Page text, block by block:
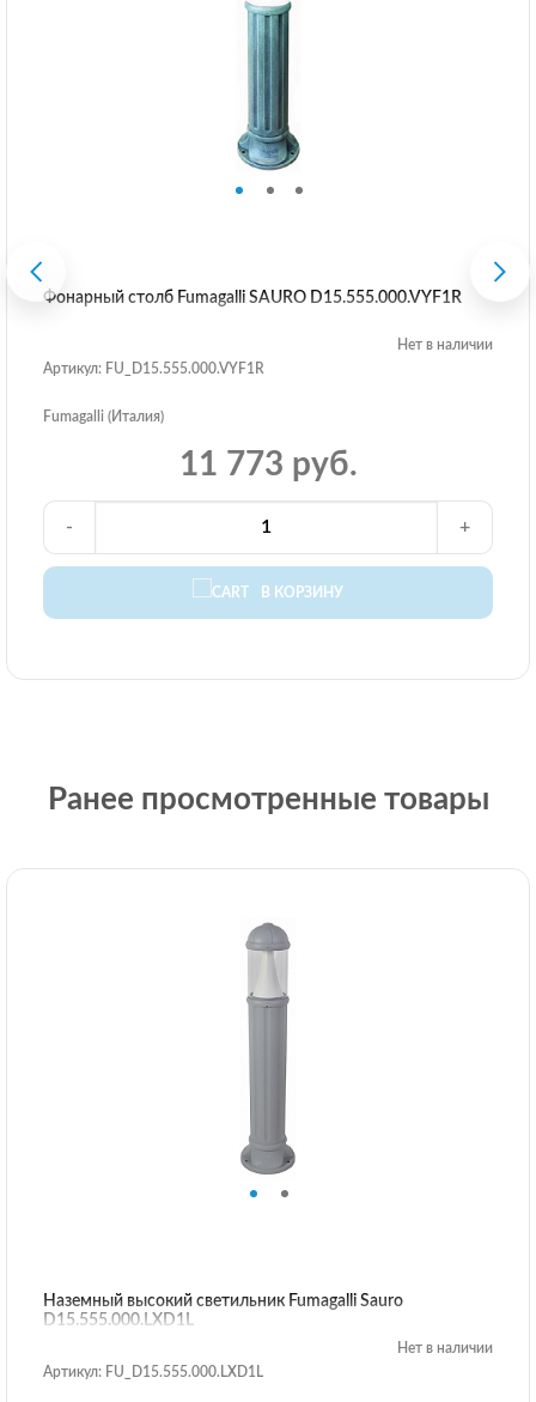
Фонарный столб Fumagalli SAURO D15.555.000.VYF1R
Нет в наличии
Артикул: FU_D15.555.000.VYF1R
Fumagalli (Италия)
11 773 руб.
В КОРЗИНУ
- +
Ранее просмотренные товары
Наземный высокий светильник Fumagalli Sauro
D15.555.000.LXD1L
Нет в наличии
Артикул: FU_D15.555.000.LXD1L